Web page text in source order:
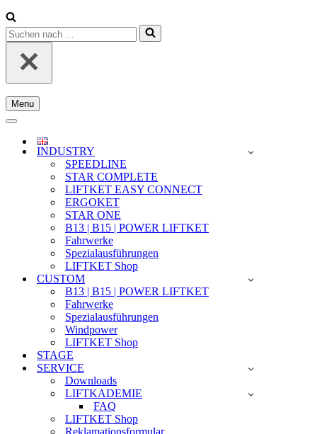
Suchen
nach …
Menu
Navigationsmenü
Navigationsmenü
INDUSTRY
SPEEDLINE
STAR COMPLETE
LIFTKET EASY CONNECT
ERGOKET
STAR ONE
B13 | B15 | POWER LIFTKET
Fahrwerke
Spezialausführungen
LIFTKET Shop
CUSTOM
B13 | B15 | POWER LIFTKET
Fahrwerke
Spezialausführungen
Windpower
LIFTKET Shop
STAGE
SERVICE
Downloads
LIFTKADEMIE
FAQ
LIFTKET Shop
Reklamationsformular